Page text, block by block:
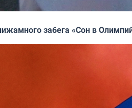
забега «Сон в